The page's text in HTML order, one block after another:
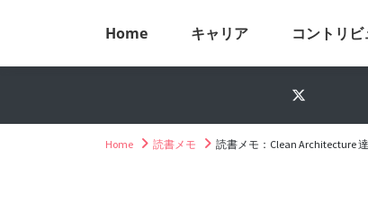
Home キャリア コントリ
Home 読書メモ 読書メモ：Clean Architecture